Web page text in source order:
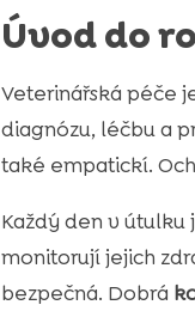
Úvod do
Veterinářská péče
diagnózu, léčbu a
také empatickí.
Každý den v
monitorují jejich
bezpečná. Dobrá